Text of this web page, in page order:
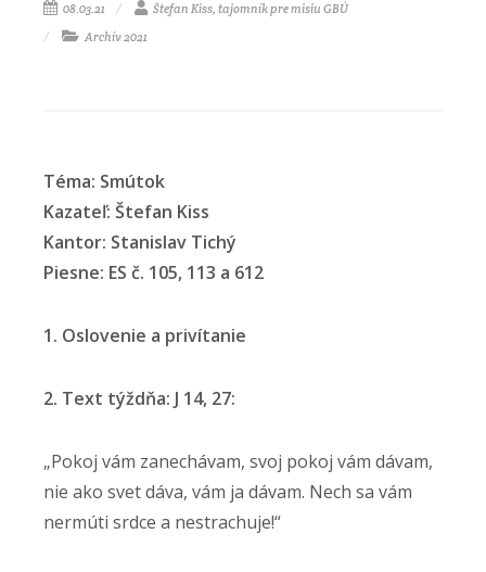
08.03.21
Štefan Kiss, tajomník pre misiu GBÚ
Archív 2021
Téma: Smútok
Kazateľ: Štefan Kiss
Kantor: Stanislav Tichý
Piesne: ES č. 105, 113 a 612
1. Oslovenie a privítanie
2. Text týždňa: J 14, 27:
„Pokoj vám zanechávam, svoj pokoj vám dávam,
nie ako svet dáva, vám ja dávam. Nech sa vám
nermúti srdce a nestrachuje!“